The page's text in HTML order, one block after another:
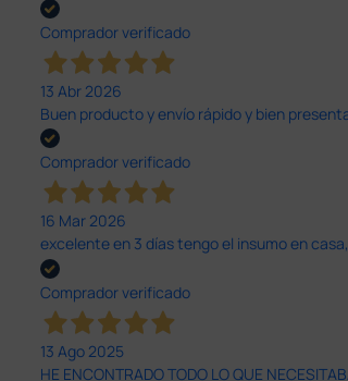
Comprador verificado
13 Abr 2026
Buen producto y envío rápido y bien
Comprador verificado
16 Mar 2026
excelente en 3 días tengo el insumo en
Comprador verificado
13 Ago 2025
HE ENCONTRADO TODO LO QUE